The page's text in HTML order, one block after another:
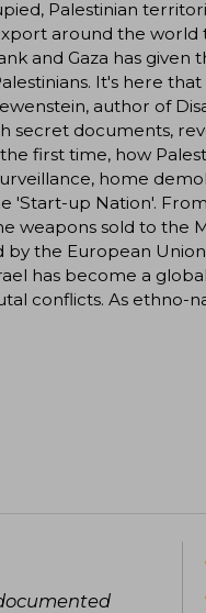
Palestinian
around the world
and Gaza has given
It's here
author of
secret documents,
first time, how
home
'Start-up Nation'.
weapons sold to
by the European
has become a
conflicts. As ethno-